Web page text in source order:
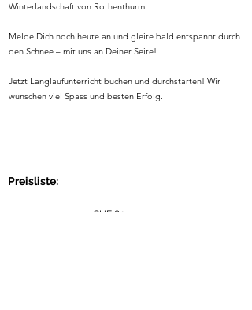
Winterlandschaft von Rothenthurm.
Melde Dich noch heute an und gleite bald entspannt durch
den Schnee – mit uns an Deiner Seite!
Jetzt Langlaufunterricht buchen und durchstarten! Wir
wünschen viel Spass und besten Erfolg.
Preisliste:
CHF 80.-